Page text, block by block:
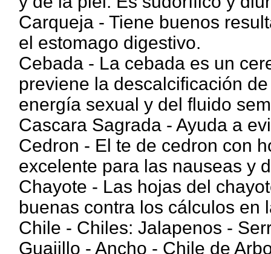
Carqueja - Tiene buenos
el estomago digestivo.
Cebada - La cebada es un
previene la descalcificación
energía sexual y del fluido
Cascara Sagrada - Ayuda a
Cedron - El te de cedron con
excelente para las nauseas y
Chayote - Las hojas del
buenas contra los cálculos en
Chile - Chiles: Jalapenos -
Guajillo - Ancho - Chile de